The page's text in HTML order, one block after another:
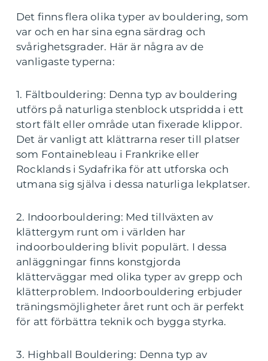
Det finns flera olika typer av bouldering, som
var och en har sina egna särdrag och
svårighetsgrader. Här är några av de
vanligaste typerna:
1. Fältbouldering: Denna typ av bouldering
utförs på naturliga stenblock utspridda i ett
stort fält eller område utan fixerade klippor.
Det är vanligt att klättrarna reser till platser
som Fontainebleau i Frankrike eller
Rocklands i Sydafrika för att utforska och
utmana sig själva i dessa naturliga lekplatser.
2. Indoorbouldering: Med tillväxten av
klättergym runt om i världen har
indoorbouldering blivit populärt. I dessa
anläggningar finns konstgjorda
klätterväggar med olika typer av grepp och
klätterproblem. Indoorbouldering erbjuder
träningsmöjligheter året runt och är perfekt
för att förbättra teknik och bygga styrka.
3. Highball Bouldering: Denna typ av